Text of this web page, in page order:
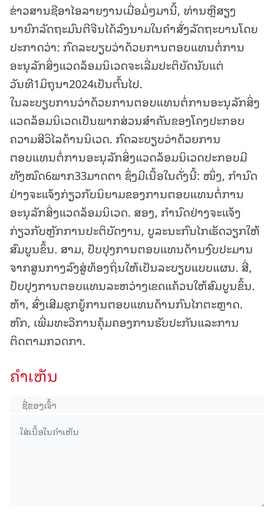
ຂ່າວສານຊີອາໄອລາຍງານເມື່ອມໍ່ໆມານີ້, ທ່ານຫຼີສຽງ
ນາຍົກລັດຖະມົນຕີຈີນໄດ້ລົງນາມໃນຄຳສັ່ງລັດຖະບານໂດຍ
ປະກາດວ່າ: ກົດລະບຽບວ່າດ້ວຍການຕອບແທນຕໍ່ການ
ອະນຸລັກສິ່ງແວດລ້ອມນິເວດຈະເລີ່ມປະຕິບັດນັບແຕ່
ວັນທີ1ມິຖຸນາ2024ເປັນຕົ້ນໄປ.
ໃນລະບຽບການວ່າດ້ວຍການຕອບແທນຕໍ່ການອະນຸລັກສິ່ງ
ແວດລ້ອມນິເວດເປັນພາກສ່ວນສຳຄັນຂອງໂຄງປະກອບ
ຄວາມສີວິໄລດ້ານນິເວດ. ກົດລະບຽບວ່າດ້ວຍການ
ຕອບແທນຕໍ່ການອະນຸລັກສິ່ງແວດລ້ອມນິເວດປະກອບມີ
ທັງໝົດ6ພາກ33ມາດຕາ ຊຶ່ງມີເນື້ອໃນດັ່ງນີ້: ໜຶ່ງ, ກຳນົດ
ຢ່າງຈະແຈ້ງກ່ຽວກັບນິຍາມຂອງການຕອບແທນຕໍ່ການ
ອະນຸລັກສິ່ງແວດລ້ອມນິເວດ. ສອງ, ກຳນົດຢ່າງຈະແຈ້ງ
ກ່ຽວກັບຫຼັກການປະຕິບັດງານ, ບູລະນະກົນໄກເຮັດວຽກໃຫ້
ສົມບູນຂຶ້ນ. ສາມ, ປັບປຸງການຕອບແທນດ້ານງົບປະມານ
ຈາກສູນກາງລົງສູ່ທ້ອງຖິ່ນໃຫ້ເປັນລະບຽບແບບແຜນ. ສີ່,
ປັບປຸງການຕອບແທນລະຫວ່າງເຂດແຄ້ວນໃຫ້ສົມບູນຂຶ້ນ.
ຫ້າ, ສົ່ງເສີມຊຸກຍູ້ການຕອບແທນດ້ານກົນໄກຕະຫຼາດ.
ຫົກ, ເພີ່ມທະວີການຄຸ້ມຄອງການຮັບປະກັນແລະການ
ຕິດຕາມກວດກາ.
ຄໍາເຫັນ